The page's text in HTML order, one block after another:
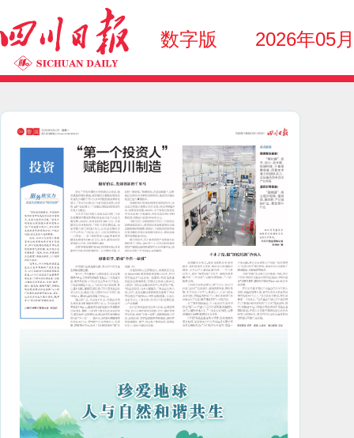
数字版 2026年05